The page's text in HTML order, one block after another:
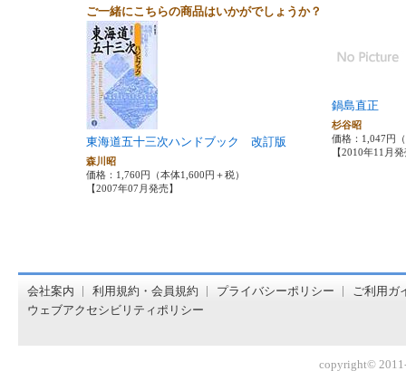
ご一緒にこちらの商品はいかがでしょうか？
東海道五十三次ハンドブック 改訂版
森川昭
価格：1,760円（本体1,600円＋税）
【2007年07月発売】
鍋島直正
杉谷昭
価格：1,047円
【2010年11月
会社案内 利用規約・会員規約 プライバシーポリシー
ご利用ガ
ウェブアクセシビリティポリシー
copyright©